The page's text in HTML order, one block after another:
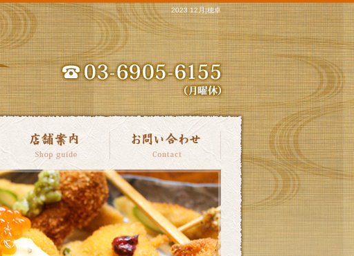
2023 12月|穂卓